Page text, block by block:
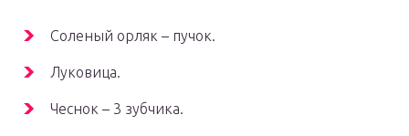
Соленый орляк – пучок.
Луковица.
Чеснок – 3 зубчика.